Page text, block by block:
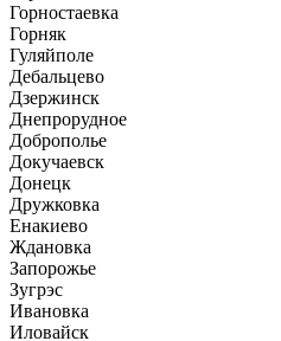
Горностаевка
Горняк
Гуляйполе
Дебальцево
Дзержинск
Днепрорудное
Доброполье
Докучаевск
Донецк
Дружковка
Енакиево
Ждановка
Запорожье
Зугрэс
Ивановка
Иловайск